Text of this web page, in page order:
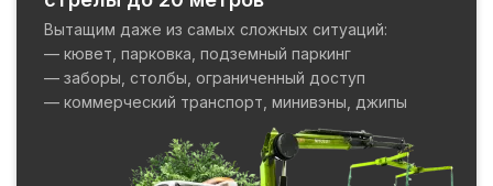
Вытащим даже из самых сложных ситуаций:
— кювет, парковка, подземный паркинг
— заборы, столбы, ограниченный доступ
— коммерческий транспорт, минивэны, джипы